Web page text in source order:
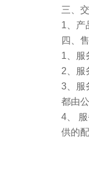
三、
1、产
四、
1、服
2、服
3、服
都由
4、
供的